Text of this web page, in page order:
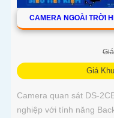
CAMERA NGOÀI TRỜI
Giá
Camera quan sát DS-
nghiệp với tính năng